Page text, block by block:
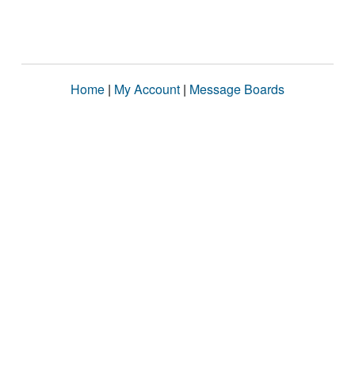
Home | My Account | Message Boards